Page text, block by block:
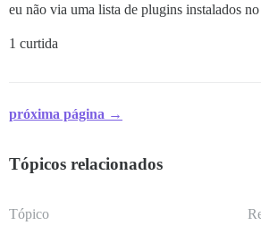
eu não via uma lista de plugins instalados no
1 curtida
próxima página →
Tópicos relacionados
Tópico